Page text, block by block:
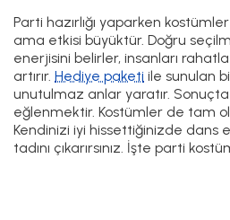
Parti hazırlığı yaparken
ama etkisi büyüktür. Doğru
enerjisini belirler, insanları
artırır. Hediye paketi ile sunulan
unutulmaz anlar yaratır.
eğlenmektir. Kostümler de tam
Kendinizi iyi hissettiğinizde dans
tadını çıkarırsınız. İşte parti